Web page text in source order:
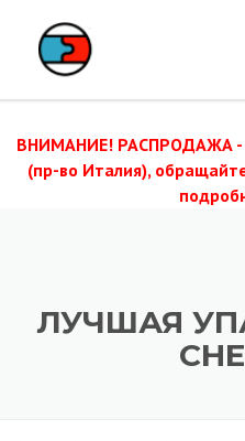
ВНИМАНИЕ! РАСПРОДАЖА -
(пр-во Италия),
ЛУЧШАЯ